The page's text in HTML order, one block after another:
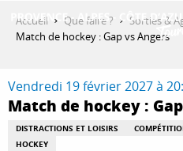
QUE FAIRE ?
Accueil Que faire ? Sorties &
Match de hockey : Gap vs Angers
Vendredi 19 février 2027 à
Match de hockey :
DISTRACTIONS ET LOISIRS
HOCKEY